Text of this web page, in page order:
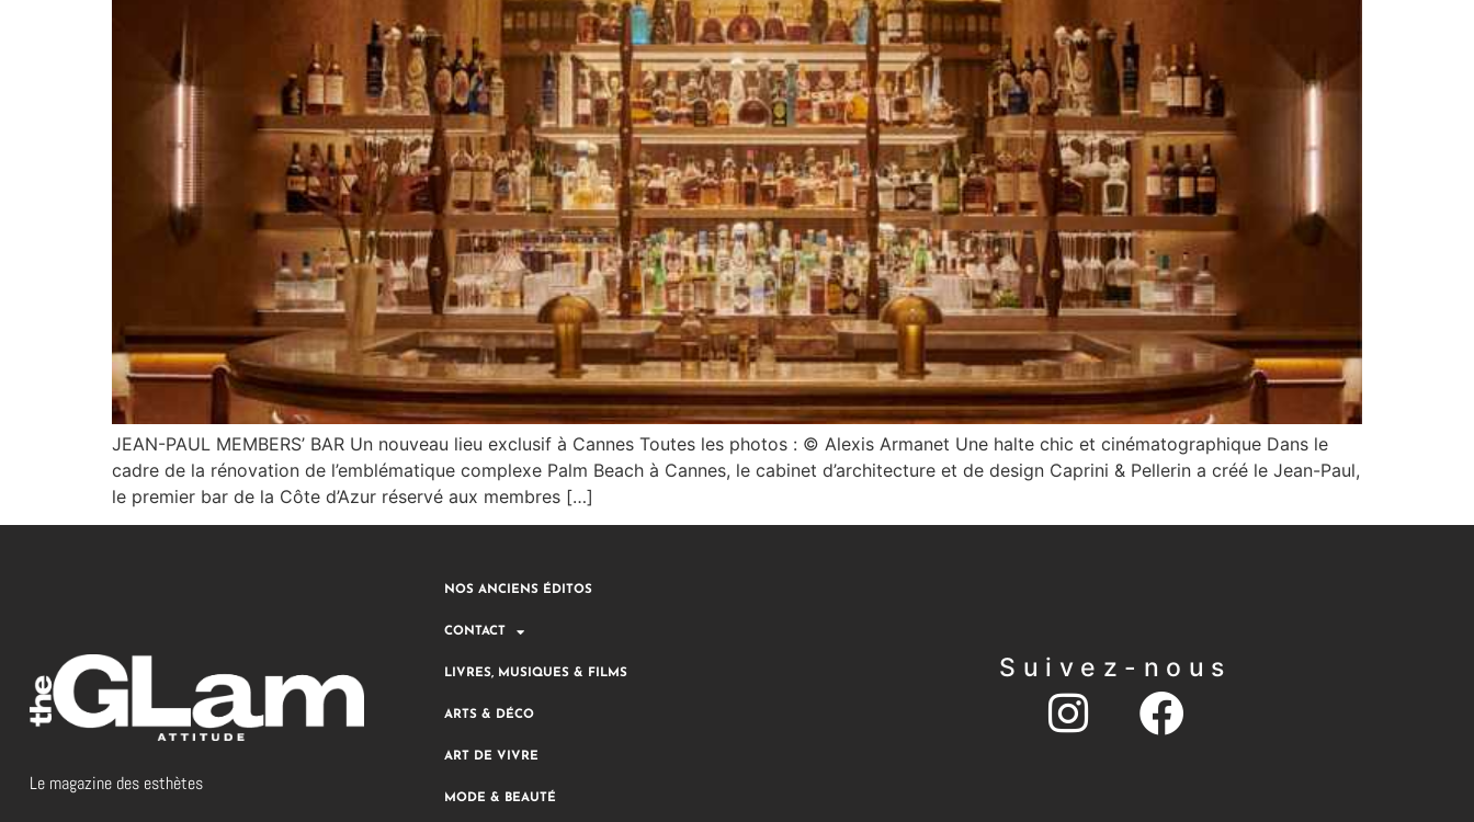
JEAN-PAUL MEMBERS’​ BAR Un nouveau lieu exclusif à Cannes Toutes les photos : © Alexis Armanet Une halte chic et cinématographique Dans le
cadre de la rénovation de l’emblématique complexe Palm Beach à Cannes, le cabinet d’architecture et de design Caprini & Pellerin a créé le Jean-Paul,
le premier bar de la Côte d’Azur réservé aux membres […]
Le magazine des esthètes
NOS ANCIENS ÉDITOS
CONTACT
LIVRES, MUSIQUES & FILMS
ARTS & DÉCO
ART DE VIVRE
MODE & BEAUTÉ
Suivez-nous